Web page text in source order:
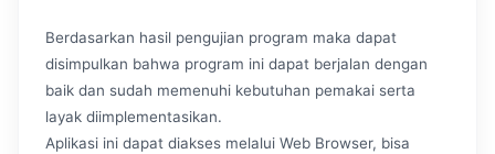
Berdasarkan hasil pengujian program maka dapat
disimpulkan bahwa program ini dapat berjalan dengan
baik dan sudah memenuhi kebutuhan pemakai serta
layak diimplementasikan.
Aplikasi ini dapat diakses melalui Web Browser, bisa